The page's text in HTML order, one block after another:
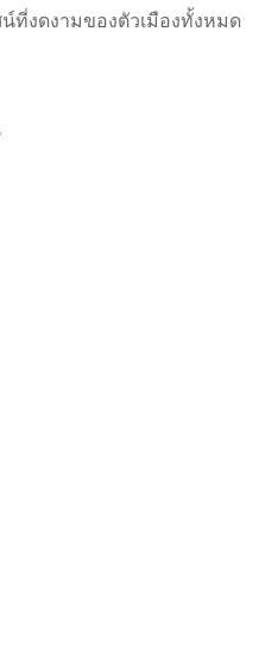
ที่งดงามของตัวเมืองทั้งหมด